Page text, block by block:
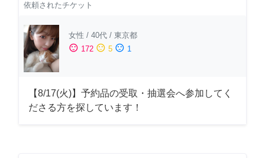
依頼されたチケット
女性 / 40代 / 東京都
sentiment_satisfied 172 sentiment_neutral 5 sentiment_dissatisfied 1
【8/17(火)】予約品の受取・抽選会へ参加してく
ださる方を探しています！